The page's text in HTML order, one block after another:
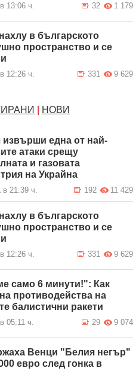
13:06 ч. 1 179
32
в българското
пространство и се
12:26 ч. 9 629
331
НОВИ
извърши една от най-
атаки срещу
и газовата
на Украйна
в 21:39 ч. 11 429
192
в българското
пространство и се
12:26 ч. 9 629
331
само 6 минути!": Как
противодейства на
балистични ракети
05:11 ч. 9 074
29
Венци "Белия негър"
евро след гонка в